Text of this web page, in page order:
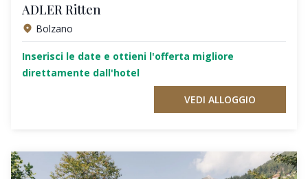
ADLER Ritten
Bolzano
Inserisci le date e ottieni l'offerta migliore
direttamente dall'hotel
VEDI ALLOGGIO